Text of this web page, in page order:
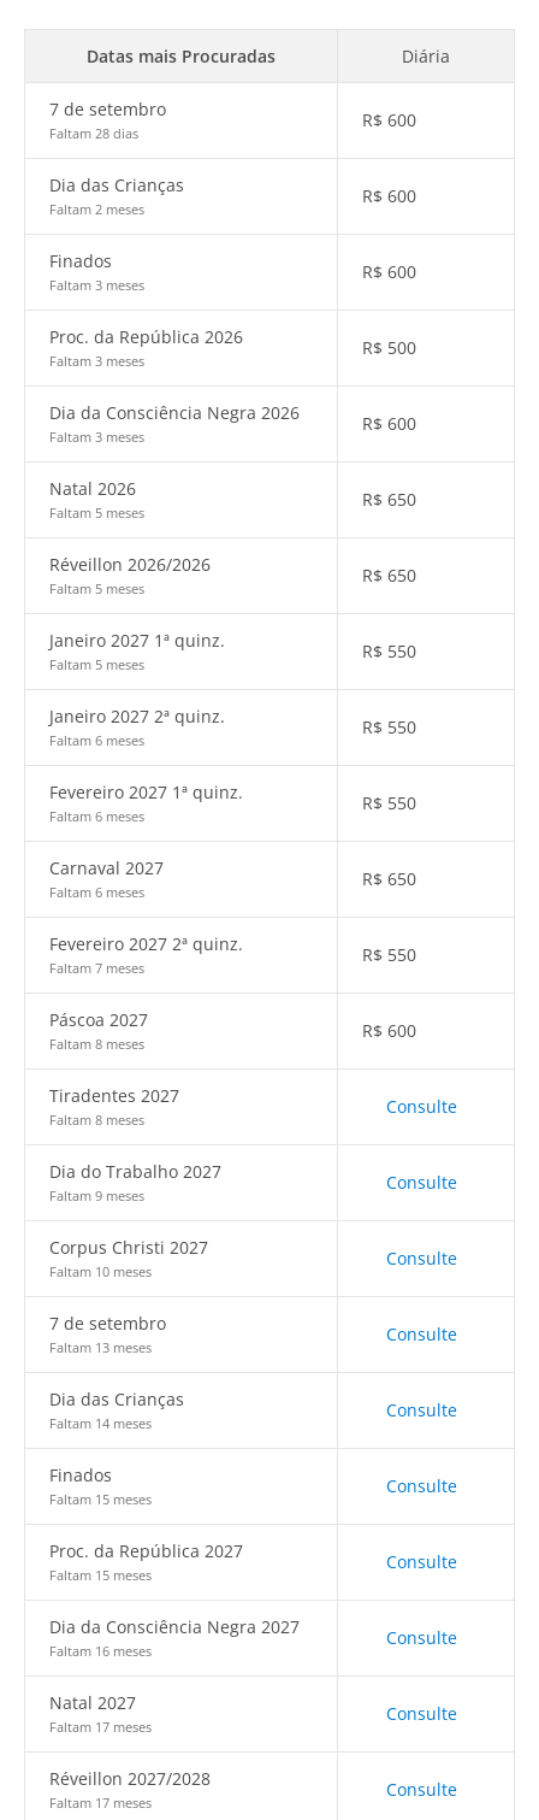
Datas mais Procuradas Diária
7 de setembro
Faltam 28 dias
R$ 600
Dia das Crianças
Faltam 2 meses
R$ 600
Finados
Faltam 3 meses
R$ 600
Proc. da República 2026
Faltam 3 meses
R$ 500
Dia da Consciência Negra 2026
Faltam 3 meses
R$ 600
Natal 2026
Faltam 5 meses
R$ 650
Réveillon 2026/2026
Faltam 5 meses
R$ 650
Janeiro 2027 1ª quinz.
Faltam 5 meses
R$ 550
Janeiro 2027 2ª quinz.
Faltam 6 meses
R$ 550
Fevereiro 2027 1ª quinz.
Faltam 6 meses
R$ 550
Carnaval 2027
Faltam 6 meses
R$ 650
Fevereiro 2027 2ª quinz.
Faltam 7 meses
R$ 550
Páscoa 2027
Faltam 8 meses
R$ 600
Tiradentes 2027
Faltam 8 meses
Consulte
Dia do Trabalho 2027
Faltam 9 meses
Consulte
Corpus Christi 2027
Faltam 10 meses
Consulte
7 de setembro
Faltam 13 meses
Consulte
Dia das Crianças
Faltam 14 meses
Consulte
Finados
Faltam 15 meses
Consulte
Proc. da República 2027
Faltam 15 meses
Consulte
Dia da Consciência Negra 2027
Faltam 16 meses
Consulte
Natal 2027
Faltam 17 meses
Consulte
Réveillon 2027/2028
Faltam 17 meses
Consulte